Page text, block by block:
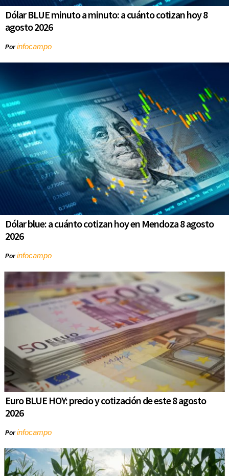
Dólar BLUE minuto a minuto: a cuánto cotizan hoy 8
agosto 2026
Porinfocampo
Dólar blue: a cuánto cotizan hoy en Mendoza 8 agosto
2026
Porinfocampo
Euro BLUE HOY: precio y cotización de este 8 agosto
2026
Porinfocampo